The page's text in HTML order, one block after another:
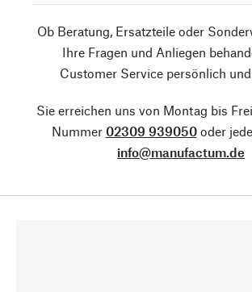
Ob Beratung, Ersatzteile oder
Ihre Fragen und Anliegen
Customer Service persönlich
Sie erreichen uns von Montag bis
Nummer 02309 939050oder
info@manufactum.de